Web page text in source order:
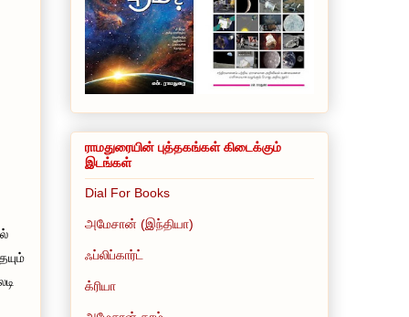
ராமதுரையின் புத்தகங்கள் கிடைக்கும்
இடங்கள்
Dial For Books
அமேசான் (இந்தியா)
ஃப்லிப்கார்ட்
க்ரியா